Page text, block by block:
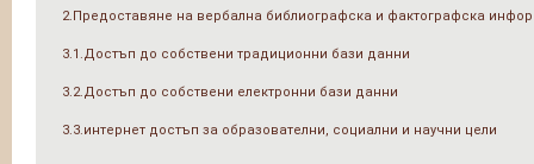
2.Предоставяне на вербална библиографска и фактографска
3.1.Достъп до собствени традиционни бази данни
3.2.Достъп до собствени електронни бази данни
3.3.интернет достъп за образователни, социални и научни цели